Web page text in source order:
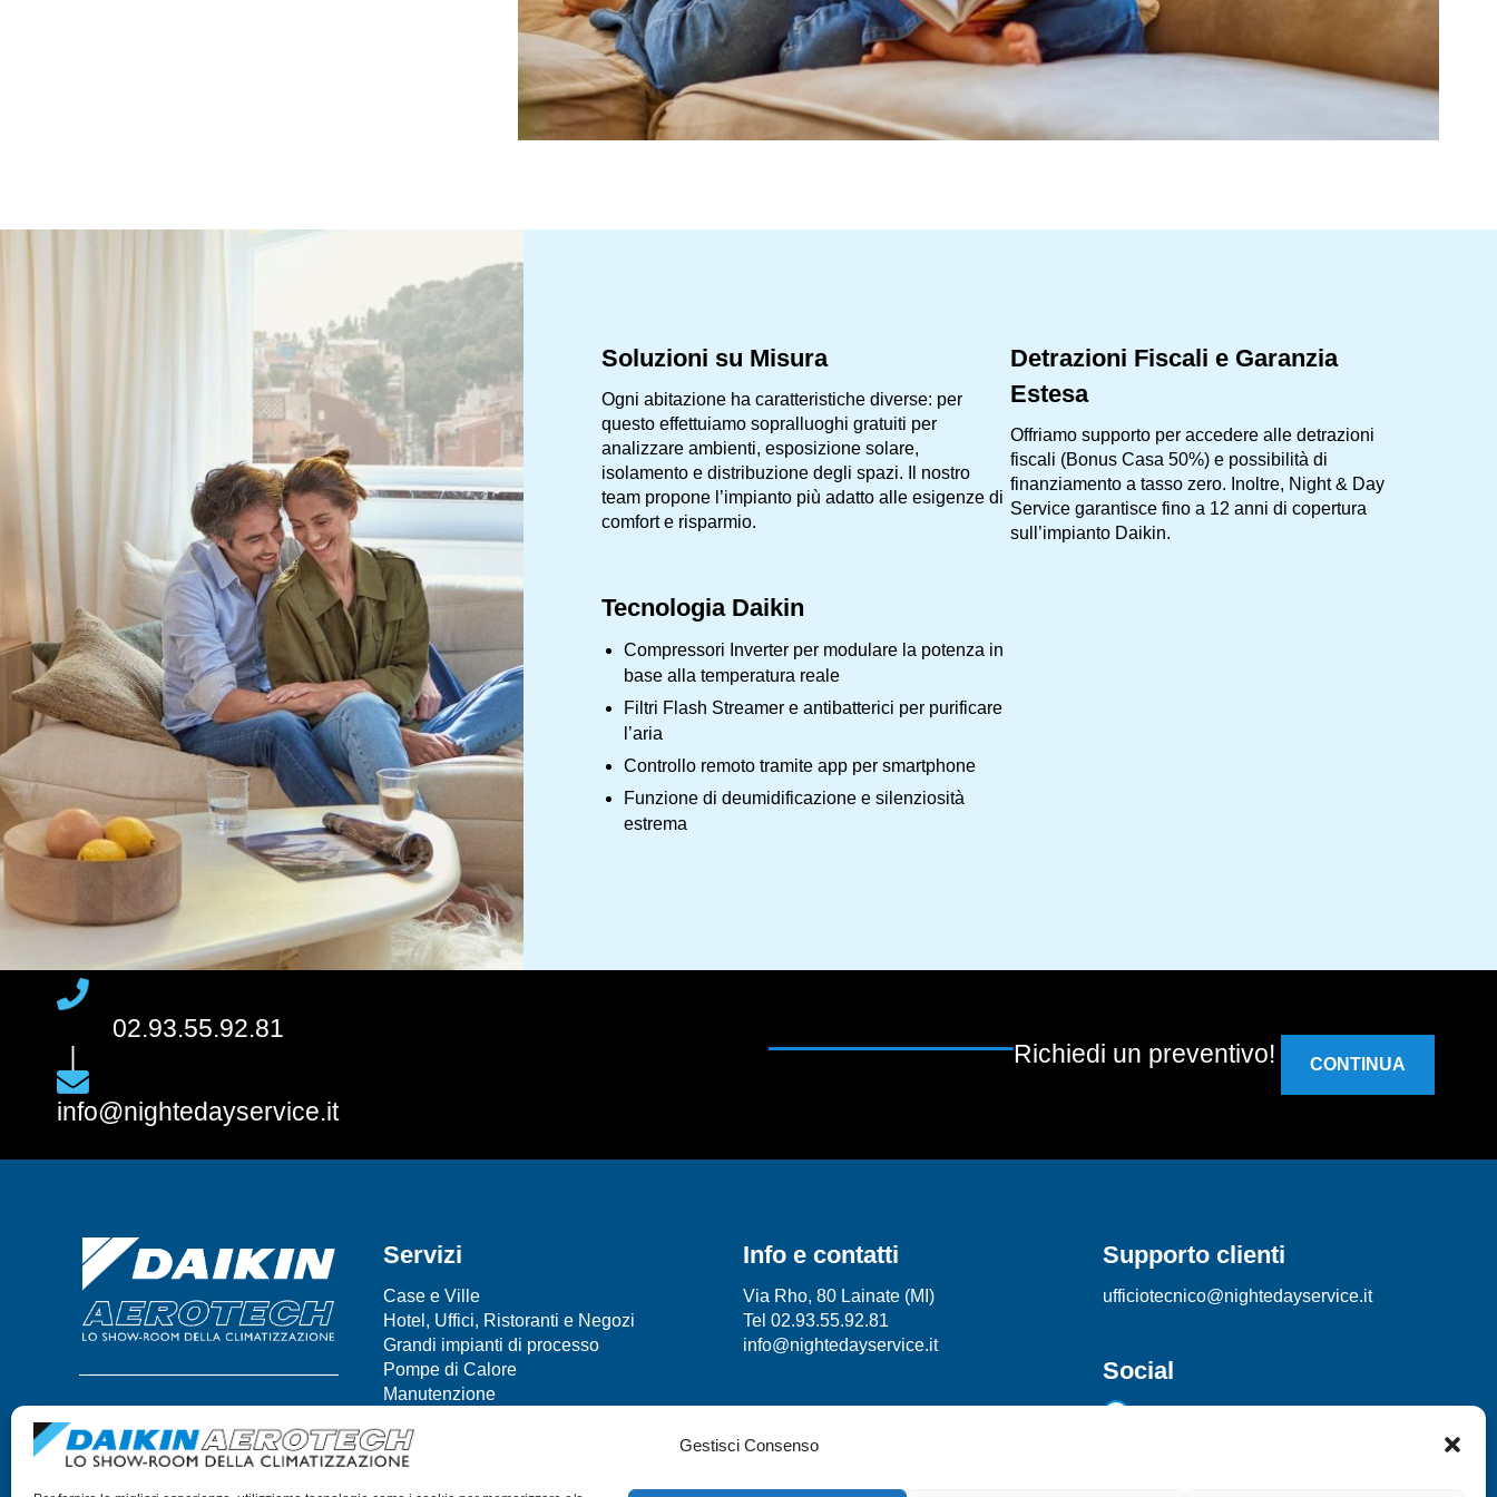
Gestisci Consenso
Soluzioni su Misura
Ogni abitazione ha caratteristiche diverse: per
questo effettuiamo sopralluoghi gratuiti per
analizzare ambienti, esposizione solare,
isolamento e distribuzione degli spazi. Il nostro
team propone l’impianto più adatto alle esigenze di
comfort e risparmio.
Tecnologia Daikin
Compressori Inverter per modulare la potenza in
base alla temperatura reale
Filtri Flash Streamer e antibatterici per purificare
l’aria
Controllo remoto tramite app per smartphone
Funzione di deumidificazione e silenziosità
estrema
Detrazioni Fiscali e Garanzia
Estesa
Offriamo supporto per accedere alle detrazioni
fiscali (Bonus Casa 50%) e possibilità di
finanziamento a tasso zero. Inoltre, Night & Day
Service garantisce fino a 12 anni di copertura
sull’impianto Daikin.
02.93.55.92.81
info@nightedayservice.it
Richiedi un preventivo! CONTINUA
Servizi
Case e Ville
Hotel, Uffici, Ristoranti e Negozi
Grandi impianti di processo
Pompe di Calore
Manutenzione
Info e contatti
Via Rho, 80 Lainate (MI)
Tel 02.93.55.92.81
info@nightedayservice.it
Supporto clienti
ufficiotecnico@nightedayservice.it
Social
Facebook